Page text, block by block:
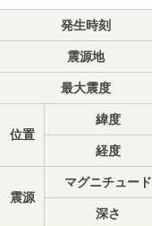
発生時刻
震源地
最大震度
位置
緯度
経度
震源
マグニチュード
深さ